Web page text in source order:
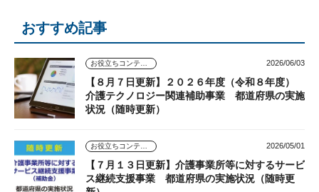
おすすめ記事
2026/06/03
【８月７日更新】２０２６年度（令和８年度）
介護テクノロジー関連補助事業 都道府県の実施
状況（随時更新）
2026/05/01
【７月１３日更新】介護事業所等に対するサービ
ス継続支援事業 都道府県の実施状況（随時更